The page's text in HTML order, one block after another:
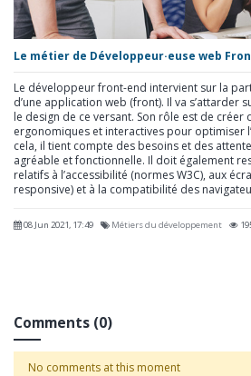
Le métier de Développeur·euse web
Le développeur front-end intervient sur la
d’une application web (front). Il va s’attarder
le design de ce versant. Son rôle est de créer
ergonomiques et interactives pour optimiser
cela, il tient compte des besoins et des
agréable et fonctionnelle. Il doit également
relatifs à l’accessibilité (normes W3C), aux
responsive) et à la compatibilité des
08 Jun 2021, 17:49 Métiers du développement
Comments (0)
No comments at this moment